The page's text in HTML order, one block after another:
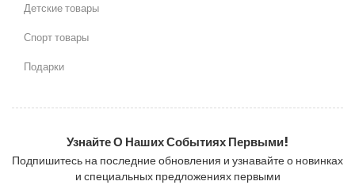
Детские товары
Спорт товары
Подарки
Узнайте О Наших Событиях Первыми!
Подпишитесь на последние обновления и узнавайте о новинках
и специальных предложениях первыми